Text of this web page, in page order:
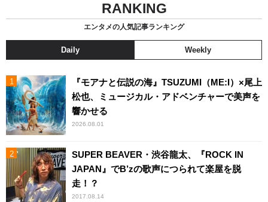
RANKING
エンタメの人気記事ランキング
Daily Weekly
『モアナと伝説の海』TSUZUMI（ME:I）×尾上
松也、ミュージカル・アドベンチャーで美声を
響かせる
2026.08.01
SUPER BEAVER・渋谷龍太、『ROCK IN
JAPAN』でB’zの歌声につられて楽屋を脱
走！？
2017.08.14